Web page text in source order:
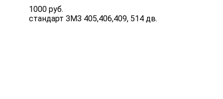
1000 руб.
стандарт ЗМЗ 405,406,409, 514 дв.